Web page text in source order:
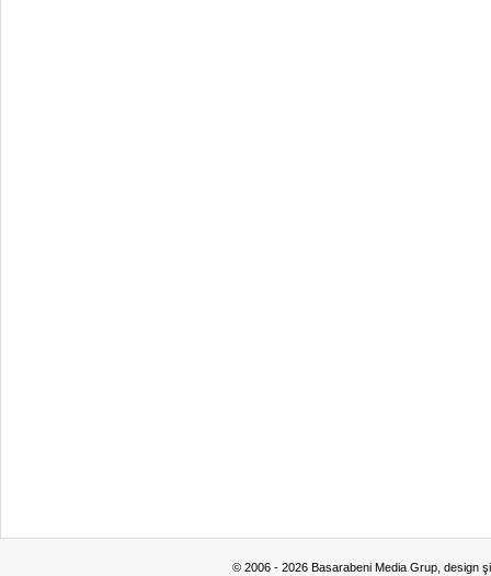
© 2006 - 2026 Basarabeni Media Grup, design